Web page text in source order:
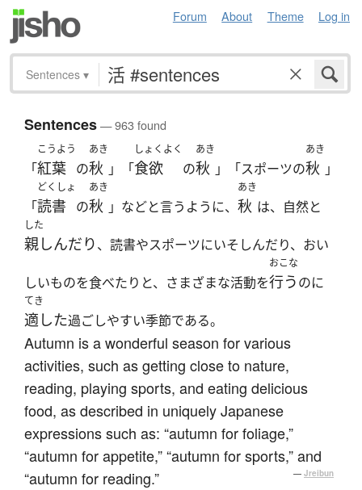
Forum About Theme Log in
Sentences ▾
Sentences— 963 found
「
こうよう
紅葉 の
あき
秋 」「
しょくよく
食欲 の
あき
秋 」「スポーツの
あき
秋 」
「
どくしょ
読書 の
あき
秋 」などと言うように、
あき
秋 は、自然と
した
親しんだり、読書やスポーツにいそしんだり、おい
しいものを食べたりと、さまざまな活動を
おこな
行うのに
てき
適した過ごしやすい季節である。
Autumn is a wonderful season for various
activities, such as getting close to nature,
reading, playing sports, and eating delicious
food, as described in uniquely Japanese
expressions such as: “autumn for foliage,”
“autumn for appetite,” “autumn for sports,” and
“autumn for reading.”
— Jreibun